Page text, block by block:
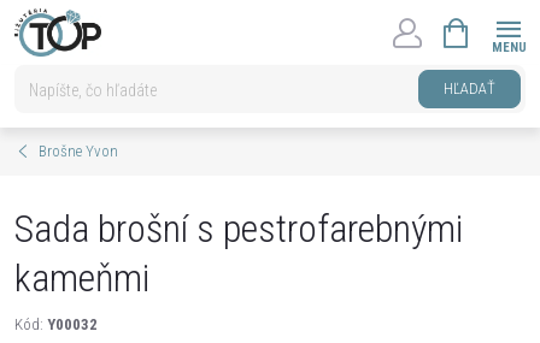
Prejsť
na
HĽADAŤ
KOŠÍK
Brošne Yvon
Sada brošní s pestrofarebnými
kameňmi
Kód: Y00032